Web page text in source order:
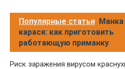
Популярные статьи Манка
карася: как приготовить
работающую приманку
Риск заражения вирусом